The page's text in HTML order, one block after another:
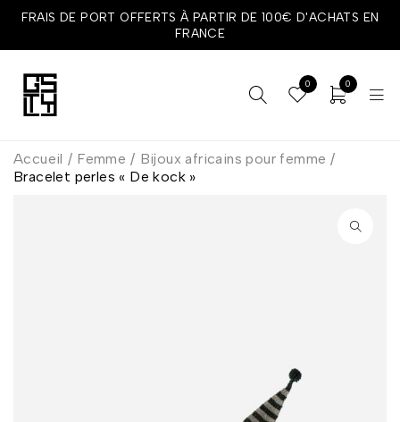
FRAIS DE PORT OFFERTS À PARTIR DE 100€ D'ACHATS EN
FRANCE
0 0
Accueil / Femme / Bijoux africains pour femme /
Bracelet perles « De kock »